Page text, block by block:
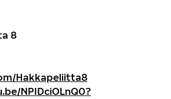
8
Hakkapeliitta8
NPIDciOLnQ0?